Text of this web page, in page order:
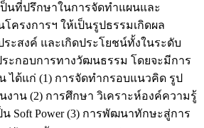
นที่ปรึกษาในการจัดทำแผนและ
ครงการฯ ให้เป็นรูปธรรมเกิดผล
ะสงค์ และเกิดประโยชน์ทั้งในระดับ
ะกอบการทางวัฒนธรรม โดยจะมีการ
ได้แก่ (1) การจัดทำกรอบแนวคิด รูป
งาน (2) การศึกษา วิเคราะห์องค์ความรู้
Soft Power (3) การพัฒนาทักษะสู่การ